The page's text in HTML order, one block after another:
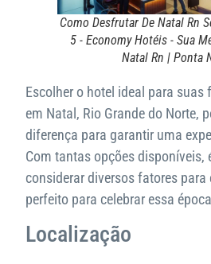
Como Desfrutar De Natal Rn
5 - Economy Hotéis - Sua
Natal Rn | Ponta
Escolher o hotel ideal para suas
em Natal, Rio Grande do Norte,
diferença para garantir uma
Com tantas opções disponíveis,
considerar diversos fatores para
perfeito para celebrar essa
Localização